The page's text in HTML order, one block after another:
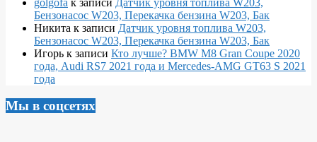
Бензонасос W203, Перекачка бензина W203, Бак
Никита к записи Датчик уровня топлива W203,
Бензонасос W203, Перекачка бензина W203, Бак
Игорь к записи Кто лучше? BMW M8 Gran Coupe 2020
года, Audi RS7 2021 года и Mercedes-AMG GT63 S 2021
года
Мы в соцсетях